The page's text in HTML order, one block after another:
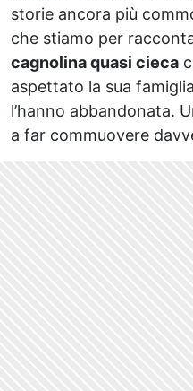
storie ancora più
che stiamo per
cagnolina quasi cieca
aspettato la sua
l’hanno abbandonata.
a far commuovere